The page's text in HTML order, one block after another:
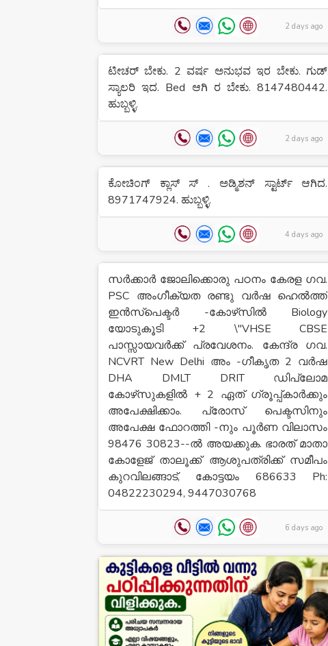
2 days ago
ಟೀಚರ್ ಬೇಕು. 2 ವರ್ಷ ಅನುಭವ ಇರ ಬೇಕು. ಗುಡ್
ಸ್ಯಾಲರಿ ಇದ. Bed ಆಗಿ ರ ಬೇಕು. 8147480442.
ಹುಬ್ಬಳ್ಳಿ.
2 days ago
ಕೋಚಿಂಗ್ ಕ್ಲಾಸ್ ಸ್ . ಅಡ್ಮಿಶನ್ ಸ್ಟಾರ್ಟ್ ಆಗಿದ.
8971747924. ಹುಬ್ಬಳ್ಳಿ.
4 days ago
സർക്കാർ ജോലിക്കൊരു പഠനം കേരള ഗവ.
PSC അംഗീക്യത രണ്ടു വർഷ ഹെൽത്ത്
ഇൻസ്പെക്ടർ -കോഴ്‌സിൽ Biology
യോടുകൂടി +2 \"VHSE CBSE
പാസ്സായവർക്ക് പ്രവേശനം. കേന്ദ്ര ഗവ.
NCVRT New Delhi അം -ഗീകൃത 2 വർഷ
DHA DMLT DRIT ഡിപ്ലോമ
കോഴ്‌സുകളിൽ + 2 ഏത് ഗ്രൂപ്പ്കാർക്കും
അപേക്ഷിക്കാം. പ്രോസ് പെക്ടസിനും
അപേക്ഷ ഫോറത്തി -നും പൂർണ വിലാസം
98476 30823--ൽ അയക്കുക. ഭാരത് മാതാ
കോളേജ് താലൂക്ക് ആശുപത്രിക്ക് സമീപം
കുറവിലങ്ങാട്, കോട്ടയം 686633 Ph:
04822230294, 9447030768
6 days ago